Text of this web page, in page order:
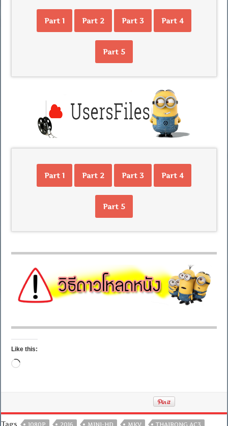
Part 1 Part 2 Part 3 Part 4
Part 5
Part 1 Part 2 Part 3 Part 4
Part 5
Like this:
Loading…
Tags 1080P 2016 MINI-HD MKV THAIRONG AC3